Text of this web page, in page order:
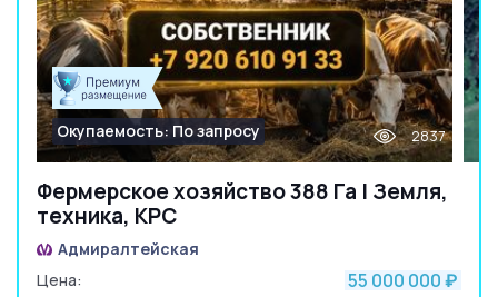
Фермерское хозяйство 388 Га | Земля,
техника, КРС
Окупаемость: По запросу 2837
Адмиралтейская
Цена:
55 000 000 ₽